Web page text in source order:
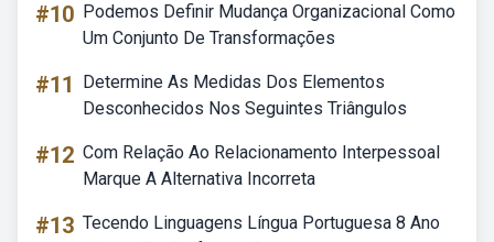
#10 Podemos Definir Mudança Organizacional Como
Um Conjunto De Transformações
#11
Determine As Medidas Dos Elementos
Desconhecidos Nos Seguintes Triângulos
#12 Com Relação Ao Relacionamento Interpessoal
Marque A Alternativa Incorreta
#13 Tecendo Linguagens Língua Portuguesa 8 Ano